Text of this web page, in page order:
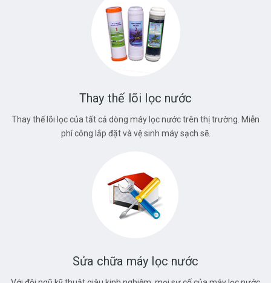
Thay thế lõi lọc nước
Thay thế lõi lọc của tất cả dòng máy lọc nước trên thị trường. Miễn
phí công lắp đặt và vệ sinh máy sạch sẽ.
Sửa chữa máy lọc nước